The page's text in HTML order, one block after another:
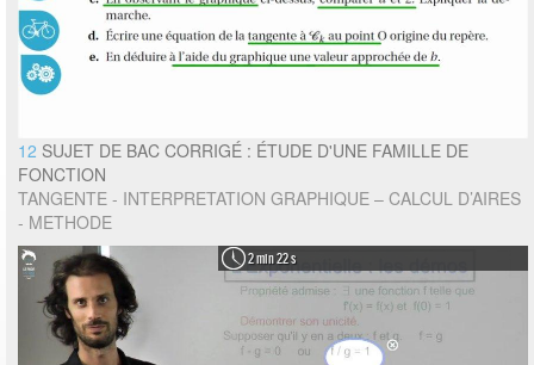
12 SUJET DE BAC CORRIGÉ : ÉTUDE D'UNE FAMILLE DE
FONCTION
TANGENTE - INTERPRETATION GRAPHIQUE – CALCUL D’AIRES
- METHODE
2 min 22 s